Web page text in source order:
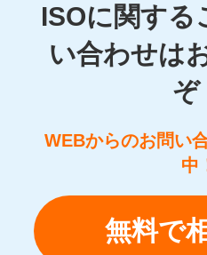
ISOに関する
い合わせは
ぞ
WEBからのお問い
中
無料で